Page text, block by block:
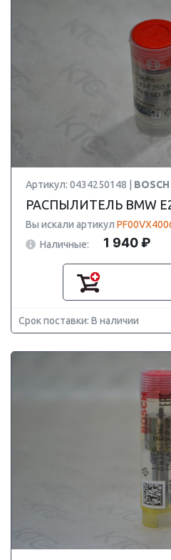
Артикул: 0434250148 | BOSCH
РАСПЫЛИТЕЛЬ BMW
Вы искали артикул
Наличные:
1 940 ₽
Срок поставки: В наличии